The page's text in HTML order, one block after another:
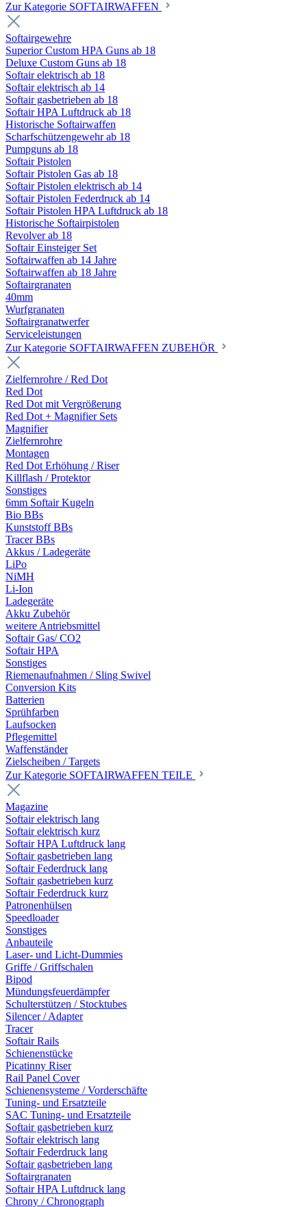
Zur Kategorie SOFTAIRWAFFEN
Softairgewehre
Superior Custom HPA Guns ab 18
Deluxe Custom Guns ab 18
Softair elektrisch ab 18
Softair elektrisch ab 14
Softair gasbetrieben ab 18
Softair HPA Luftdruck ab 18
Historische Softairwaffen
Scharfschützengewehr ab 18
Pumpguns ab 18
Softair Pistolen
Softair Pistolen Gas ab 18
Softair Pistolen elektrisch ab 14
Softair Pistolen Federdruck ab 14
Softair Pistolen HPA Luftdruck ab 18
Historische Softairpistolen
Revolver ab 18
Softair Einsteiger Set
Softairwaffen ab 14 Jahre
Softairwaffen ab 18 Jahre
Softairgranaten
40mm
Wurfgranaten
Softairgranatwerfer
Serviceleistungen
Zur Kategorie SOFTAIRWAFFEN ZUBEHÖR
Zielfernrohre / Red Dot
Red Dot
Red Dot mit Vergrößerung
Red Dot + Magnifier Sets
Magnifier
Zielfernrohre
Montagen
Red Dot Erhöhung / Riser
Killflash / Protektor
Sonstiges
6mm Softair Kugeln
Bio BBs
Kunststoff BBs
Tracer BBs
Akkus / Ladegeräte
LiPo
NiMH
Li-Ion
Ladegeräte
Akku Zubehör
weitere Antriebsmittel
Softair Gas/ CO2
Softair HPA
Sonstiges
Riemenaufnahmen / Sling Swivel
Conversion Kits
Batterien
Sprühfarben
Laufsocken
Pflegemittel
Waffenständer
Zielscheiben / Targets
Zur Kategorie SOFTAIRWAFFEN TEILE
Magazine
Softair elektrisch lang
Softair elektrisch kurz
Softair HPA Luftdruck lang
Softair gasbetrieben lang
Softair Federdruck lang
Softair gasbetrieben kurz
Softair Federdruck kurz
Patronenhülsen
Speedloader
Sonstiges
Anbauteile
Laser- und Licht-Dummies
Griffe / Griffschalen
Bipod
Mündungsfeuerdämpfer
Schulterstützen / Stocktubes
Silencer / Adapter
Tracer
Softair Rails
Schienenstücke
Picatinny Riser
Rail Panel Cover
Schienensysteme / Vorderschäfte
Tuning- und Ersatzteile
SAC Tuning- und Ersatzteile
Softair gasbetrieben kurz
Softair elektrisch lang
Softair Federdruck lang
Softair gasbetrieben lang
Softairgranaten
Softair HPA Luftdruck lang
Chrony / Chronograph